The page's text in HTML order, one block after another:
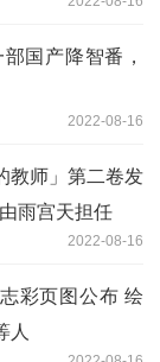
国产降智番，
2022-08-16
教师」第二卷发
雨宫天担任
2022-08-16
彩页图公布 绘
人